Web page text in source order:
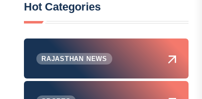
Hot Categories
RAJASTHAN NEWS